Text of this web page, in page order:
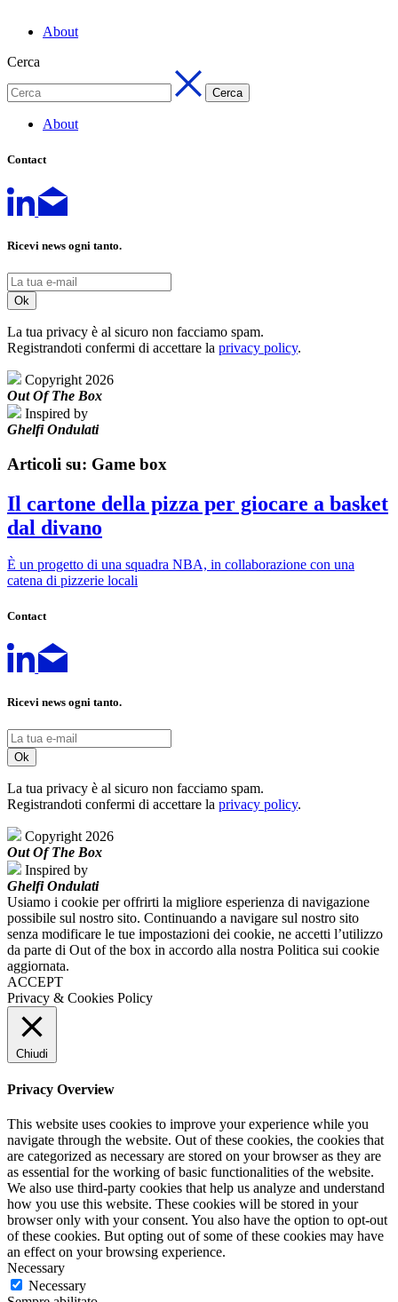
About
Cerca
About
Contact
Ricevi news ogni tanto.
La tua privacy è al sicuro non facciamo spam.
Registrandoti confermi di accettare la privacy policy.
Copyright 2026
Out Of The Box
Inspired by
Ghelfi Ondulati
Articoli su: Game box
Il cartone della pizza per giocare a basket
dal divano
È un progetto di una squadra NBA, in collaborazione con una
catena di pizzerie locali
Contact
Ricevi news ogni tanto.
La tua privacy è al sicuro non facciamo spam.
Registrandoti confermi di accettare la privacy policy.
Copyright 2026
Out Of The Box
Inspired by
Ghelfi Ondulati
Usiamo i cookie per offrirti la migliore esperienza di navigazione
possibile sul nostro sito. Continuando a navigare sul nostro sito
senza modificare le tue impostazioni dei cookie, ne accetti l’utilizzo
da parte di Out of the box in accordo alla nostra Politica sui cookie
aggiornata.
ACCEPT
Privacy & Cookies Policy
Chiudi
Privacy Overview
This website uses cookies to improve your experience while you
navigate through the website. Out of these cookies, the cookies that
are categorized as necessary are stored on your browser as they are
as essential for the working of basic functionalities of the website.
We also use third-party cookies that help us analyze and understand
how you use this website. These cookies will be stored in your
browser only with your consent. You also have the option to opt-out
of these cookies. But opting out of some of these cookies may have
an effect on your browsing experience.
Necessary
Necessary